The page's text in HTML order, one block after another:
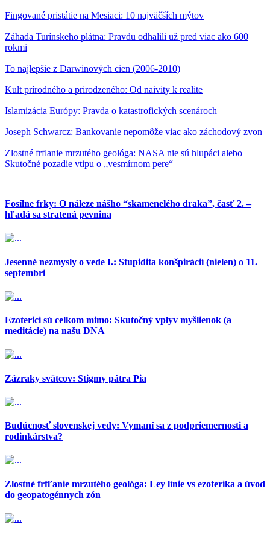
Fingované pristátie na Mesiaci: 10 najväčších mýtov
Záhada Turínskeho plátna: Pravdu odhalili už pred viac ako 600
rokmi
To najlepšie z Darwinových cien (2006-2010)
Kult prírodného a prirodzeného: Od naivity k realite
Islamizácia Európy: Pravda o katastrofických scenároch
Joseph Schwarcz: Bankovanie nepomôže viac ako záchodový zvon
Zlostné frflanie mrzutého geológa: NASA nie sú hlupáci alebo
Skutočné pozadie vtipu o „vesmírnom pere“
Fosílne frky: O náleze nášho “skamenelého draka”, časť 2. –
hľadá sa stratená pevnina
Jesenné nezmysly o vede I.: Stupidita konšpirácií (nielen) o 11.
septembri
Ezoterici sú celkom mimo: Skutočný vplyv myšlienok (a
meditácie) na našu DNA
Zázraky svätcov: Stigmy pátra Pia
Budúcnosť slovenskej vedy: Vymaní sa z podpriemernosti a
rodinkárstva?
Zlostné frfľanie mrzutého geológa: Ley línie vs ezoterika a úvod
do geopatogénnych zón